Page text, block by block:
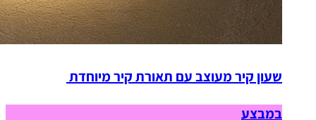
שעון קיר מעוצב עם תאורת קיר מיוחדת
במבצע